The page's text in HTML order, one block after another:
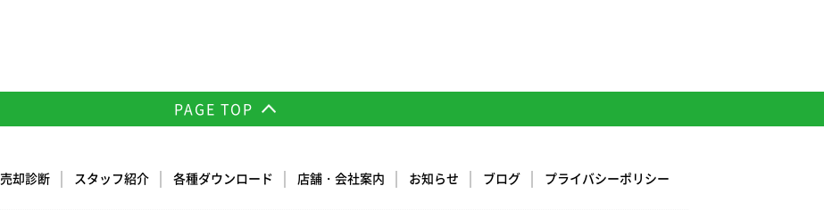
PAGE TOP
売却診断 スタッフ紹介 各種ダウンロード 店舗・会社案内 お知らせ ブログ プライバシーポリシー